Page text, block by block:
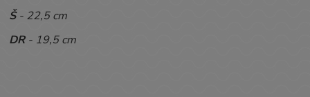
Š- 22,5 cm
DR - 19,5 cm